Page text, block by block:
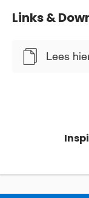
Links &
Lees